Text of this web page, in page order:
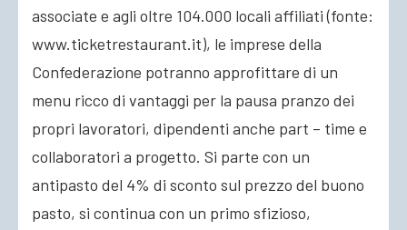
associate e agli oltre 104.000 locali affiliati (fonte:
www.ticketrestaurant.it), le imprese della
Confederazione potranno approfittare di un
menu ricco di vantaggi per la pausa pranzo dei
propri lavoratori, dipendenti anche part – time e
collaboratori a progetto. Si parte con un
antipasto del 4% di sconto sul prezzo del buono
pasto, si continua con un primo sfizioso,